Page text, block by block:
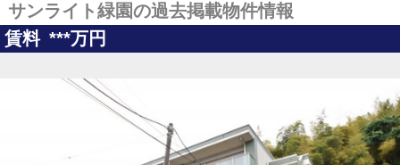
サンライト緑園の過去掲載物件情報
賃料 ***万円